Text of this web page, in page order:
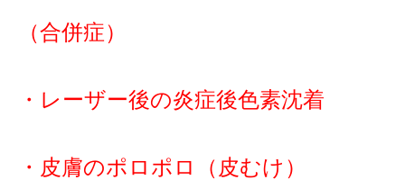
（合併症）
・レーザー後の炎症後色素沈着
・皮膚のポロポロ（皮むけ）